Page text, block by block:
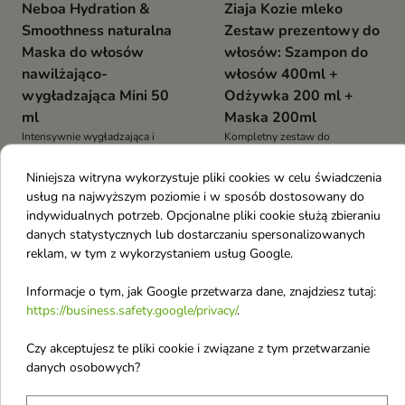
Neboa Hydration &
Smoothness naturalna
Maska do włosów
nawilżająco-
wygładzająca Mini 50
ml
Intensywnie wygładzająca i
hialuronowym i neem głęboko
nawilża, redukuje puszenie i
wzmacnia pasma, przywracając
im miękkość oraz zdrowy blask
6,90 €
Ziaja Kozie mleko
Zestaw prezentowy do
włosów: Szampon do
włosów 400ml +
Odżywka 200 ml +
Maska 200ml
Kompletny zestaw do
zniszczonych, który intensywnie
nawilża, regeneruje i poprawia
strukturę włosów od nasady aż
po końce
7,71 €9,40 €
favorite_border -16% favorite_border
Niniejsza witryna wykorzystuje pliki cookies w celu świadczenia
usług na najwyższym poziomie i w sposób dostosowany do
indywidualnych potrzeb. Opcjonalne pliki cookie służą zbieraniu
danych statystycznych lub dostarczaniu spersonalizowanych
reklam, w tym z wykorzystaniem usług Google.
Informacje o tym, jak Google przetwarza dane, znajdziesz tutaj:
https://business.safety.google/privacy/.
Czy akceptujesz te pliki cookie i związane z tym przetwarzanie
danych osobowych?